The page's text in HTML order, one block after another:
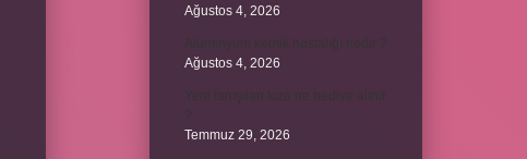
Ağustos 4, 2026
Alüminyum kemik hastalığı nedir ?
Ağustos 4, 2026
Yeni tanışılan kıza ne hediye alınır
Temmuz 29, 2026